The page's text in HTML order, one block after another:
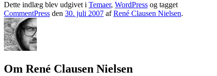
Dette indlæg blev udgivet i Temaer, WordPress og tagget
CommentPress den 30. juli 2007 afRené Clausen Nielsen.
Om René Clausen Nielsen